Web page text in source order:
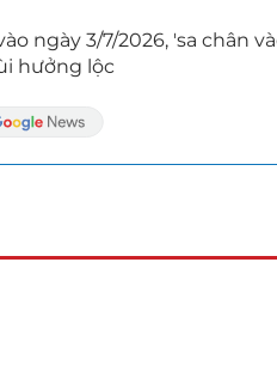
ngày 3/7/2026, 'sa chân
hưởng lộc